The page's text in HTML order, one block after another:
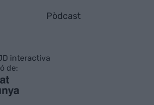
Pòdcast
interactiva
de: